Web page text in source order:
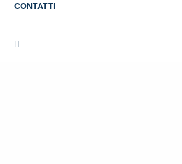
CONTATTI